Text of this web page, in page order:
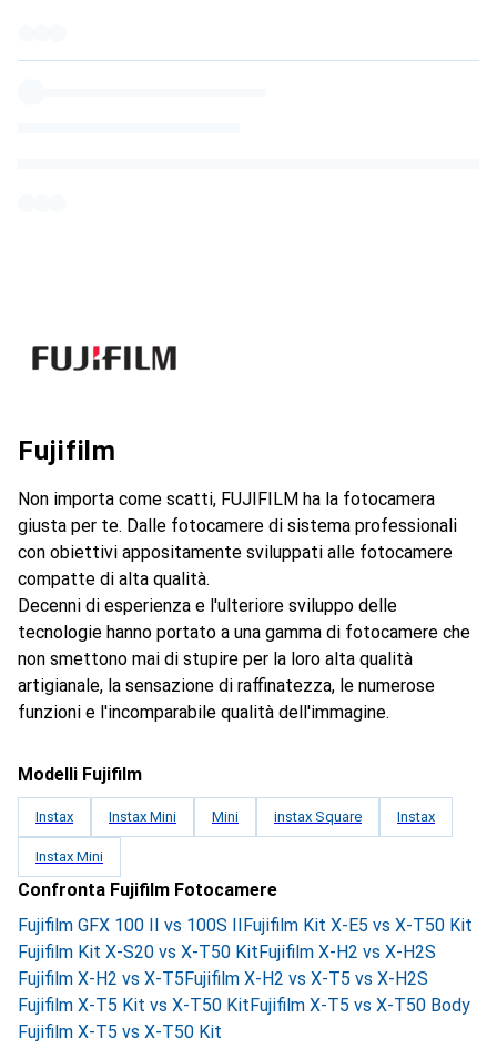
Fujifilm
Non importa come scatti, FUJIFILM ha la fotocamera
giusta per te. Dalle fotocamere di sistema professionali
con obiettivi appositamente sviluppati alle fotocamere
compatte di alta qualità.
Decenni di esperienza e l'ulteriore sviluppo delle
tecnologie hanno portato a una gamma di fotocamere che
non smettono mai di stupire per la loro alta qualità
artigianale, la sensazione di raffinatezza, le numerose
funzioni e l'incomparabile qualità dell'immagine.
Modelli Fujifilm
Instax Instax Mini Mini instax Square Instax
Instax Mini
Confronta Fujifilm Fotocamere
Fujifilm GFX 100 II vs 100S IIFujifilm Kit X-E5 vs X-T50 Kit
Fujifilm Kit X-S20 vs X-T50 KitFujifilm X-H2 vs X-H2S
Fujifilm X-H2 vs X-T5Fujifilm X-H2 vs X-T5 vs X-H2S
Fujifilm X-T5 Kit vs X-T50 KitFujifilm X-T5 vs X-T50 Body
Fujifilm X-T5 vs X-T50 Kit